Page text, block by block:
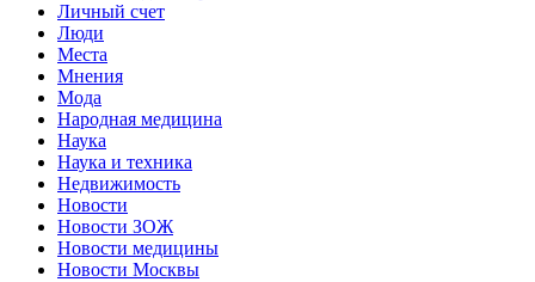
Личный счет
Люди
Места
Мнения
Мода
Народная медицина
Наука
Наука и техника
Недвижимость
Новости
Новости ЗОЖ
Новости медицины
Новости Москвы